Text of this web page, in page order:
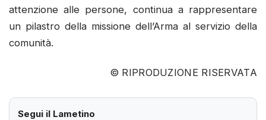
attenzione alle persone, continua a rappresentare
un pilastro della missione dell’Arma al servizio della
comunità.
© RIPRODUZIONE RISERVATA
Segui il Lametino